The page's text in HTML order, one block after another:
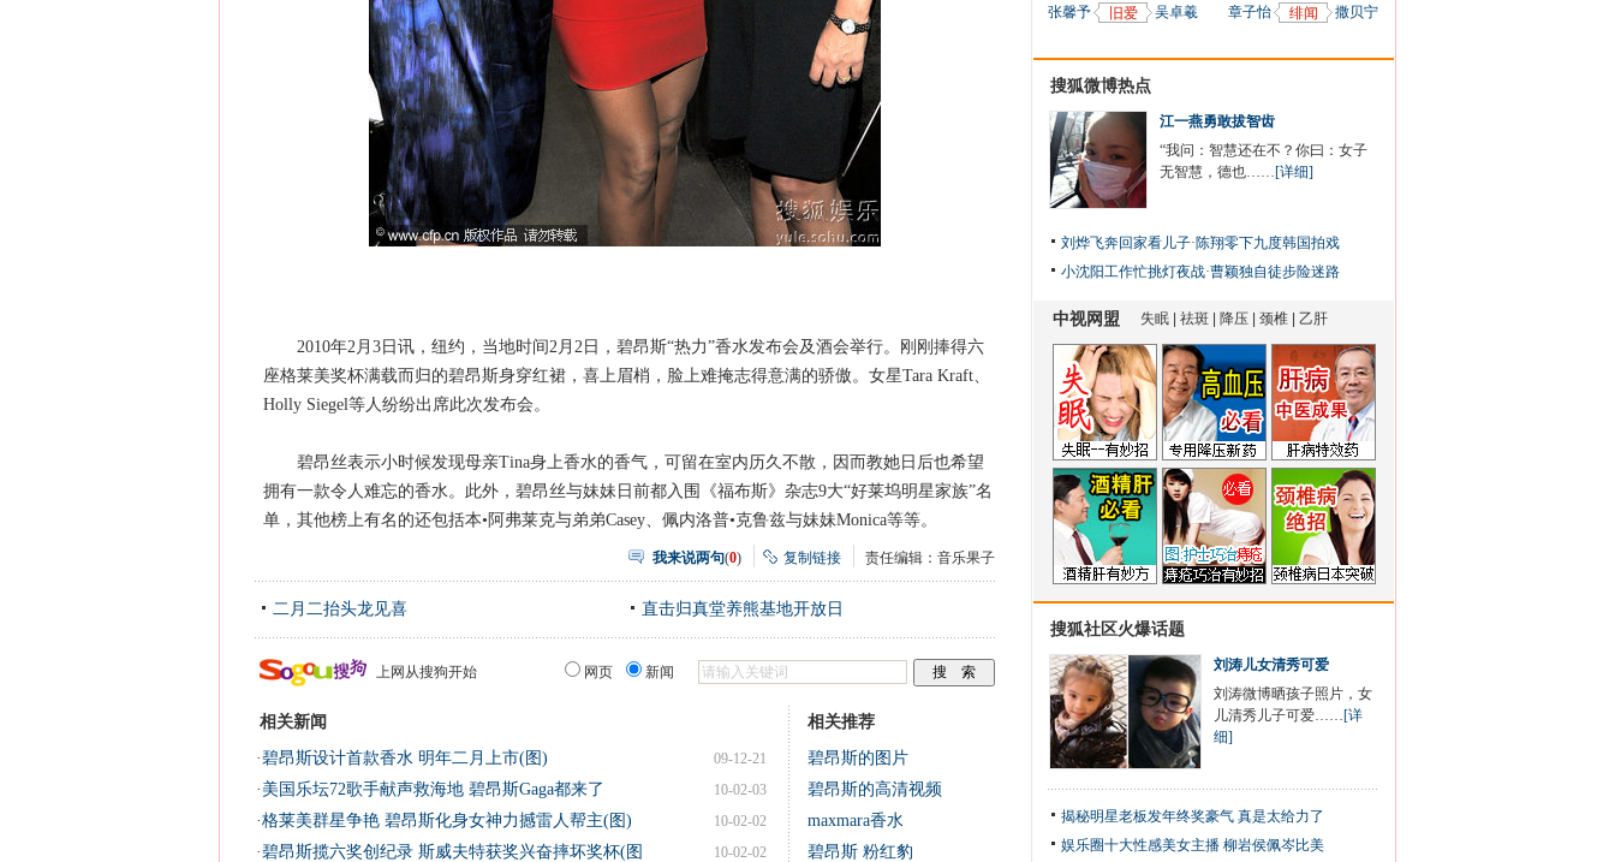
2010年2月3日讯，纽约，当地时间2月2日，碧昂斯“热力”香水发布会及酒会举行。刚刚捧得六
座格莱美奖杯满载而归的碧昂斯身穿红裙，喜上眉梢，脸上难掩志得意满的骄傲。女星Tara Kraft、
Holly Siegel等人纷纷出席此次发布会。
碧昂丝表示小时候发现母亲Tina身上香水的香气，可留在室内历久不散，因而教她日后也希望
拥有一款令人难忘的香水。此外，碧昂丝与妹妹日前都入围《福布斯》杂志9大“好莱坞明星家族”名
单，其他榜上有名的还包括本•阿弗莱克与弟弟Casey、佩内洛普•克鲁兹与妹妹Monica等等。
我来说两句(0) 复制链接 责任编辑：音乐果子
二月二抬头龙见喜 直击归真堂养熊基地开放日
上网从搜狗开始 网页 新闻
相关新闻
09-12-21
·碧昂斯设计首款香水 明年二月上市(图)
10-02-03
· 美国乐坛72歌手献声救海地 碧昂斯Gaga都来了
10-02-02
·格莱美群星争艳 碧昂斯化身女神力撼雷人帮主(图)
10-02-02
·碧昂斯揽六奖创纪录 斯威夫特获奖兴奋摔坏奖杯(图
相关推荐
碧昂斯的图片
碧昂斯的高清视频
maxmara香水
碧昂斯 粉红豹
张馨予
旧爱 吴卓羲
章子怡
绯闻 撒贝宁
搜狐微博热点
江一燕勇敢拔智齿
“我问：智慧还在不？你曰：女子
无智慧，德也……[详细]
刘烨飞奔回家看儿子·陈翔零下九度韩国拍戏
小沈阳工作忙挑灯夜战·曹颖独自徒步险迷路
搜狐社区火爆话题
刘涛儿女清秀可爱
刘涛微博晒孩子照片，女
儿清秀儿子可爱……[详
细]
揭秘明星老板发年终奖豪气 真是太给力了
娱乐圈十大性感美女主播 柳岩侯佩岑比美